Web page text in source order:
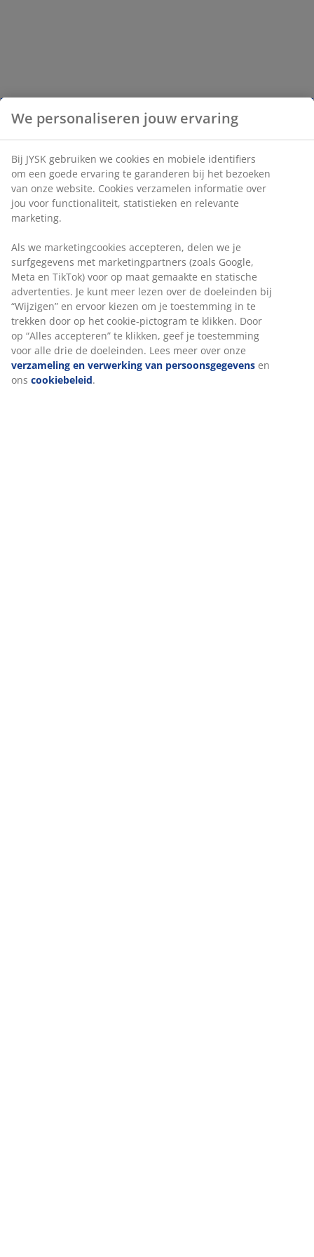
We personaliseren jouw ervaring
Bij JYSK gebruiken we cookies en mobiele identifiers
om een goede ervaring te garanderen bij het bezoeken
van onze website. Cookies verzamelen informatie over
jou voor functionaliteit, statistieken en relevante
marketing.
Als we marketingcookies accepteren, delen we je
surfgegevens met marketingpartners (zoals Google,
Meta en TikTok) voor op maat gemaakte en statische
advertenties. Je kunt meer lezen over de doeleinden bij
“Wijzigen” en ervoor kiezen om je toestemming in te
trekken door op het cookie-pictogram te klikken. Door
op “Alles accepteren” te klikken, geef je toestemming
voor alle drie de doeleinden. Lees meer over onze
verzameling en verwerking van persoonsgegevens en
ons cookiebeleid.